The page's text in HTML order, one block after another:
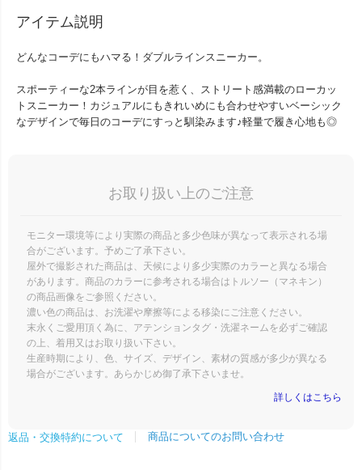
アイテム説明
どんなコーデにもハマる！ダブルラインスニーカー。
スポーティーな2本ラインが目を惹く、ストリート感満載のローカッ
トスニーカー！カジュアルにもきれいめにも合わせやすいベーシック
なデザインで毎日のコーデにすっと馴染みます♪軽量で履き心地も◎
お取り扱い上のご注意
モニター環境等により実際の商品と多少色味が異なって表示される場
合がございます。予めご了承下さい。
屋外で撮影された商品は、天候により多少実際のカラーと異なる場合
があります。商品のカラーに参考される場合はトルソー（マネキン）
の商品画像をご参照ください。
濃い色の商品は、お洗濯や摩擦等による移染にご注意ください。
末永くご愛用頂く為に、アテンションタグ・洗濯ネームを必ずご確認
の上、着用又はお取り扱い下さい。
生産時期により、色、サイズ、デザイン、素材の質感が多少が異なる
場合がございます。あらかじめ御了承下さいませ。
詳しくはこちら
返品・交換特約について 商品についてのお問い合わせ